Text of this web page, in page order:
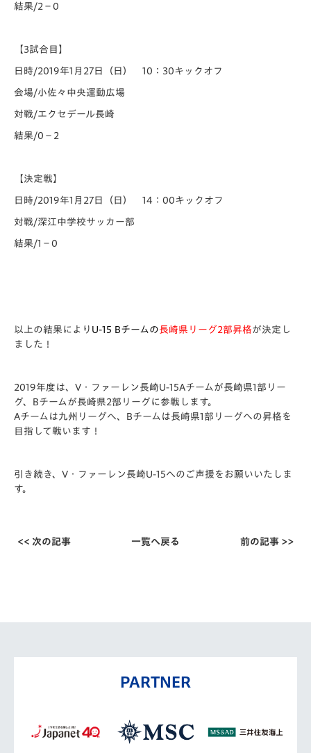
結果/2−0
【3試合目】
日時/2019年1月27日（日） 10：30キックオフ
会場/小佐々中央運動広場
対戦/エクセデール長崎
結果/0−2
【決定戦】
日時/2019年1月27日（日） 14：00キックオフ
対戦/深江中学校サッカー部
結果/1−0
以上の結果により U-15 Bチームの長崎県リーグ2部昇格が決定し
ました！
2019年度は、V・ファーレン長崎U-15Aチームが長崎県1部リー
グ、Bチームが長崎県2部リーグに参戦します。
Aチームは九州リーグへ、Bチームは長崎県1部リーグへの昇格を
目指して戦います！
引き続き、V・ファーレン長崎U-15へのご声援をお願いいたしま
す。
<< 次の記事 一覧へ戻る 前の記事 >>
PARTNER